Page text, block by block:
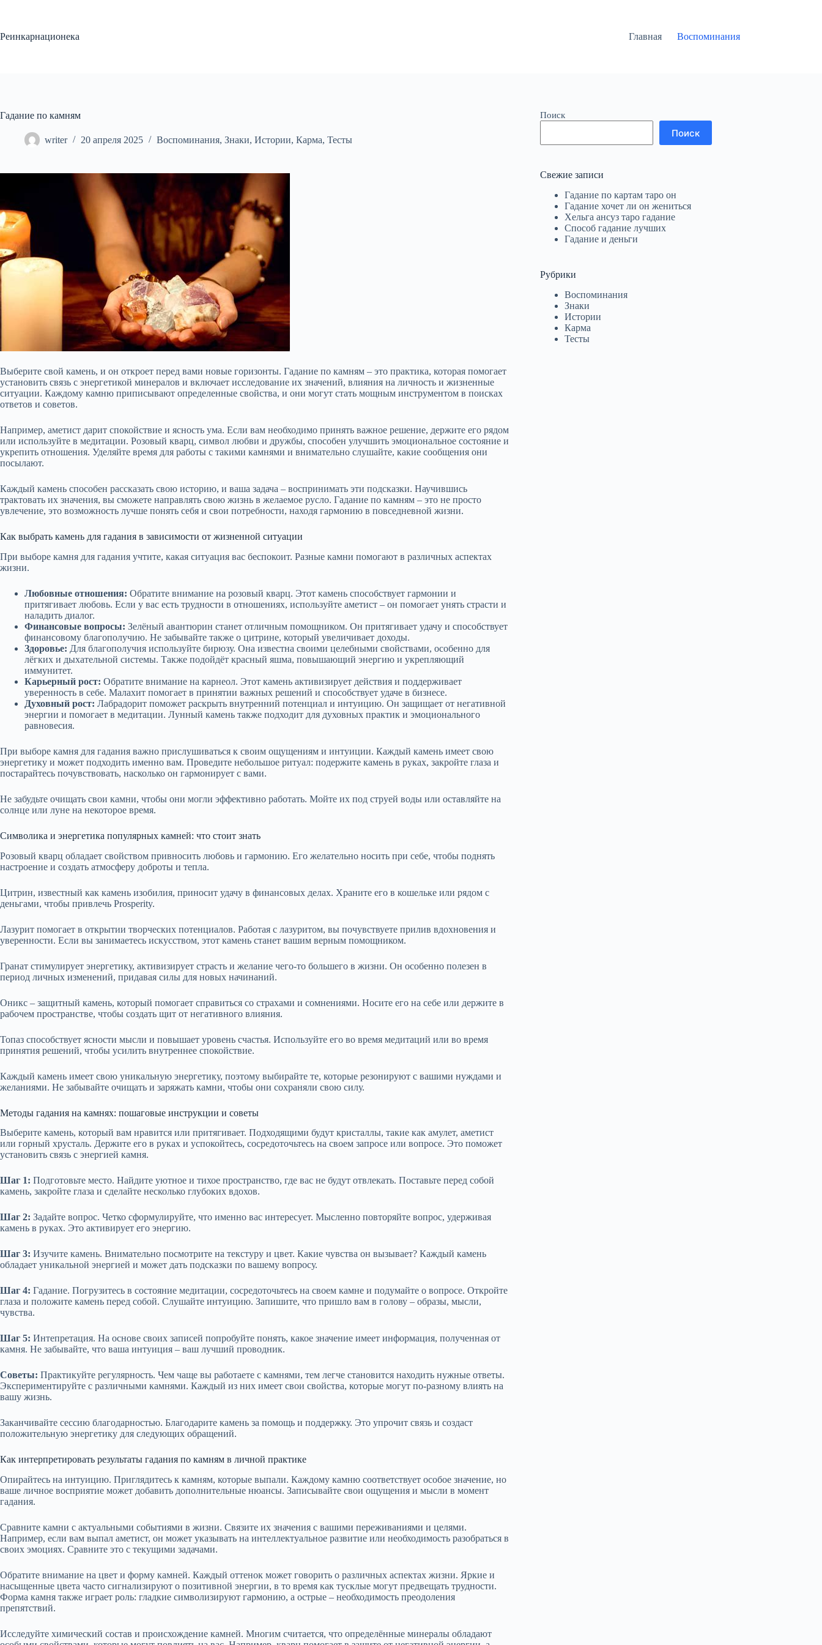
Реинкарнационека
Главная Воспоминания
Гадание по камням
writer 20 апреля 2025 Воспоминания, Знаки, Истории, Карма, Тесты
Выберите свой камень, и он откроет перед вами новые горизонты. Гадание по камням – это практика, которая помогает
установить связь с энергетикой минералов и включает исследование их значений, влияния на личность и жизненные
ситуации. Каждому камню приписывают определенные свойства, и они могут стать мощным инструментом в поисках
ответов и советов.
Например, аметист дарит спокойствие и ясность ума. Если вам необходимо принять важное решение, держите его рядом
или используйте в медитации. Розовый кварц, символ любви и дружбы, способен улучшить эмоциональное состояние и
укрепить отношения. Уделяйте время для работы с такими камнями и внимательно слушайте, какие сообщения они
посылают.
Каждый камень способен рассказать свою историю, и ваша задача – воспринимать эти подсказки. Научившись
трактовать их значения, вы сможете направлять свою жизнь в желаемое русло. Гадание по камням – это не просто
увлечение, это возможность лучше понять себя и свои потребности, находя гармонию в повседневной жизни.
Как выбрать камень для гадания в зависимости от жизненной ситуации
При выборе камня для гадания учтите, какая ситуация вас беспокоит. Разные камни помогают в различных аспектах
жизни.
Любовные отношения: Обратите внимание на розовый кварц. Этот камень способствует гармонии и
притягивает любовь. Если у вас есть трудности в отношениях, используйте аметист – он помогает унять страсти и
наладить диалог.
Финансовые вопросы: Зелёный авантюрин станет отличным помощником. Он притягивает удачу и способствует
финансовому благополучию. Не забывайте также о цитрине, который увеличивает доходы.
Здоровье: Для благополучия используйте бирюзу. Она известна своими целебными свойствами, особенно для
лёгких и дыхательной системы. Также подойдёт красный яшма, повышающий энергию и укрепляющий
иммунитет.
Карьерный рост: Обратите внимание на карнеол. Этот камень активизирует действия и поддерживает
уверенность в себе. Малахит помогает в принятии важных решений и способствует удаче в бизнесе.
Духовный рост: Лабрадорит поможет раскрыть внутренний потенциал и интуицию. Он защищает от негативной
энергии и помогает в медитации. Лунный камень также подходит для духовных практик и эмоционального
равновесия.
При выборе камня для гадания важно прислушиваться к своим ощущениям и интуиции. Каждый камень имеет свою
энергетику и может подходить именно вам. Проведите небольшое ритуал: подержите камень в руках, закройте глаза и
постарайтесь почувствовать, насколько он гармонирует с вами.
Не забудьте очищать свои камни, чтобы они могли эффективно работать. Мойте их под струей воды или оставляйте на
солнце или луне на некоторое время.
Символика и энергетика популярных камней: что стоит знать
Розовый кварц обладает свойством привносить любовь и гармонию. Его желательно носить при себе, чтобы поднять
настроение и создать атмосферу доброты и тепла.
Цитрин, известный как камень изобилия, приносит удачу в финансовых делах. Храните его в кошельке или рядом с
деньгами, чтобы привлечь Prosperity.
Лазурит помогает в открытии творческих потенциалов. Работая с лазуритом, вы почувствуете прилив вдохновения и
уверенности. Если вы занимаетесь искусством, этот камень станет вашим верным помощником.
Гранат стимулирует энергетику, активизирует страсть и желание чего-то большего в жизни. Он особенно полезен в
период личных изменений, придавая силы для новых начинаний.
Оникс – защитный камень, который помогает справиться со страхами и сомнениями. Носите его на себе или держите в
рабочем пространстве, чтобы создать щит от негативного влияния.
Топаз способствует ясности мысли и повышает уровень счастья. Используйте его во время медитаций или во время
принятия решений, чтобы усилить внутреннее спокойствие.
Каждый камень имеет свою уникальную энергетику, поэтому выбирайте те, которые резонируют с вашими нуждами и
желаниями. Не забывайте очищать и заряжать камни, чтобы они сохраняли свою силу.
Методы гадания на камнях: пошаговые инструкции и советы
Выберите камень, который вам нравится или притягивает. Подходящими будут кристаллы, такие как амулет, аметист
или горный хрусталь. Держите его в руках и успокойтесь, сосредоточьтесь на своем запросе или вопросе. Это поможет
установить связь с энергией камня.
Шаг 1: Подготовьте место. Найдите уютное и тихое пространство, где вас не будут отвлекать. Поставьте перед собой
камень, закройте глаза и сделайте несколько глубоких вдохов.
Шаг 2: Задайте вопрос. Четко сформулируйте, что именно вас интересует. Мысленно повторяйте вопрос, удерживая
камень в руках. Это активирует его энергию.
Шаг 3: Изучите камень. Внимательно посмотрите на текстуру и цвет. Какие чувства он вызывает? Каждый камень
обладает уникальной энергией и может дать подсказки по вашему вопросу.
Шаг 4: Гадание. Погрузитесь в состояние медитации, сосредоточьтесь на своем камне и подумайте о вопросе. Откройте
глаза и положите камень перед собой. Слушайте интуицию. Запишите, что пришло вам в голову – образы, мысли,
чувства.
Шаг 5: Интепретация. На основе своих записей попробуйте понять, какое значение имеет информация, полученная от
камня. Не забывайте, что ваша интуиция – ваш лучший проводник.
Советы: Практикуйте регулярность. Чем чаще вы работаете с камнями, тем легче становится находить нужные ответы.
Экспериментируйте с различными камнями. Каждый из них имеет свои свойства, которые могут по-разному влиять на
вашу жизнь.
Заканчивайте сессию благодарностью. Благодарите камень за помощь и поддержку. Это упрочит связь и создаст
положительную энергетику для следующих обращений.
Как интерпретировать результаты гадания по камням в личной практике
Опирайтесь на интуицию. Приглядитесь к камням, которые выпали. Каждому камню соответствует особое значение, но
ваше личное восприятие может добавить дополнительные нюансы. Записывайте свои ощущения и мысли в момент
гадания.
Сравните камни с актуальными событиями в жизни. Связите их значения с вашими переживаниями и целями.
Например, если вам выпал аметист, он может указывать на интеллектуальное развитие или необходимость разобраться в
своих эмоциях. Сравните это с текущими задачами.
Обратите внимание на цвет и форму камней. Каждый оттенок может говорить о различных аспектах жизни. Яркие и
насыщенные цвета часто сигнализируют о позитивной энергии, в то время как тусклые могут предвещать трудности.
Форма камня также играет роль: гладкие символизируют гармонию, а острые – необходимость преодоления
препятствий.
Исследуйте химический состав и происхождение камней. Многим считается, что определённые минералы обладают
Поиск
Поиск
Свежие записи
Гадание по картам таро он
Гадание хочет ли он жениться
Хельга ансуз таро гадание
Способ гадание лучших
Гадание и деньги
Рубрики
Воспоминания
Знаки
Истории
Карма
Тесты